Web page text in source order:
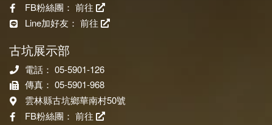
FB粉絲團： 前往
Line加好友： 前往
古坑展示部
電話： 05-5901-126
傳真： 05-5901-968
雲林縣古坑鄉華南村50號
FB粉絲團： 前往